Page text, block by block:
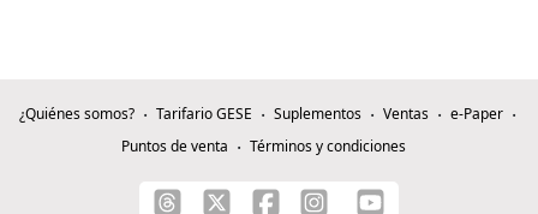
¿Quiénes somos? Tarifario GESE Suplementos Ventas
e-Paper
Puntos de venta
Términos y condiciones